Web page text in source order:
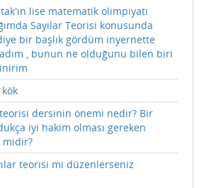
lise matematik olimpiyatı
Sayılar Teorisi konusunda
bir başlık gördüm inyernette
, bunun ne olduğunu bilen biri
dersinin önemi nedir? Bir
iyi hakim olması gereken
teorisi mi düzenlerseniz